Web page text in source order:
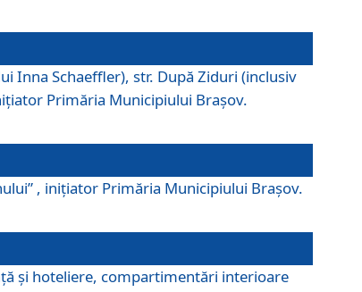
Inna Schaeffler), str. După Ziduri (inclusiv
Primăria Municipiului Braşov.
, iniţiator Primăria Municipiului Braşov.
şi hoteliere, compartimentări interioare